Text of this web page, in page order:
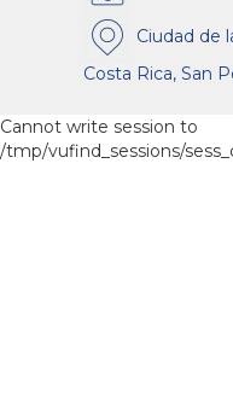
Ciudad de
Costa Rica, San
Cannot write session to
/tmp/vufind_sessions/